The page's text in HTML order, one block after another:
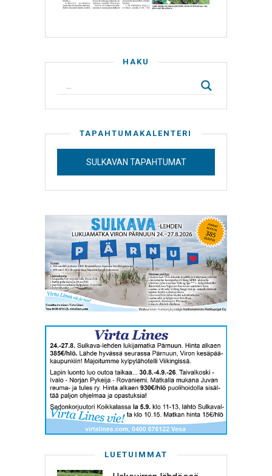
HAKU
TAPAHTUMAKALENTERI
SULKAVAN TAPAHTUMAT
LUETUIMMAT